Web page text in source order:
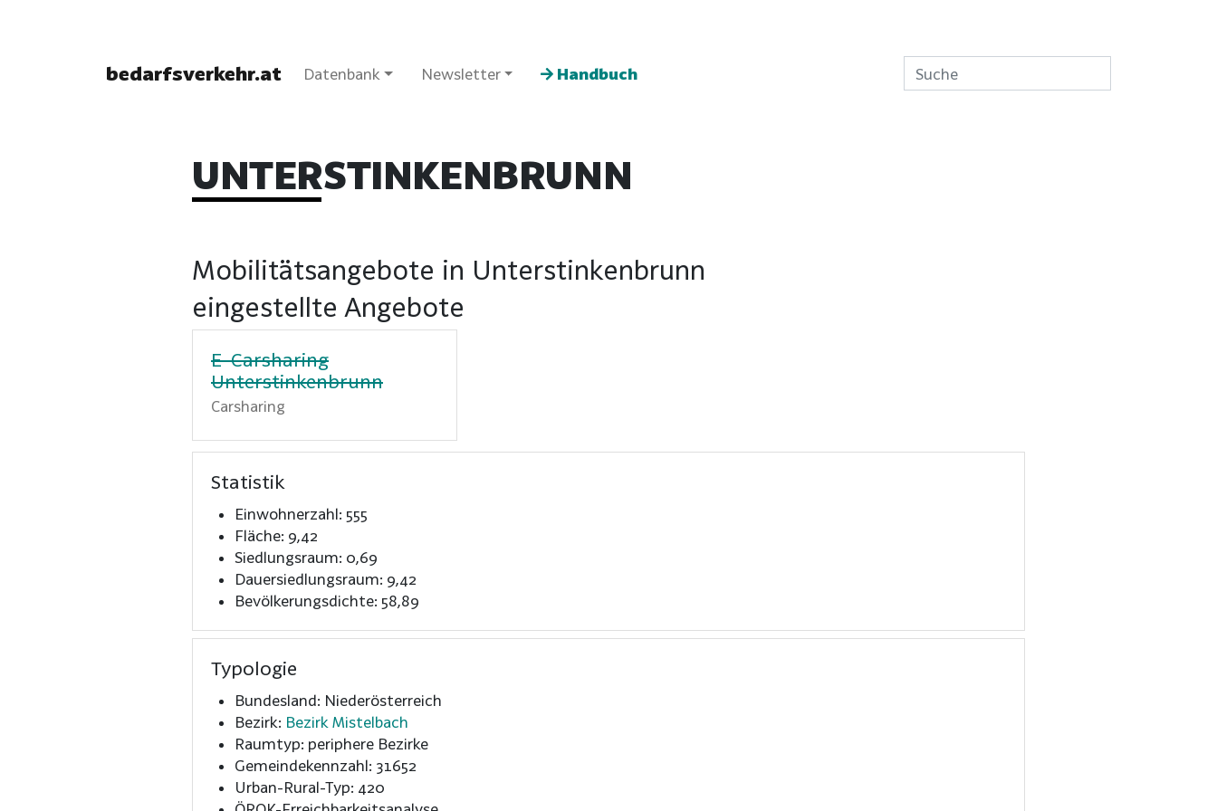
bedarfsverkehr.at Datenbank Newsletter Handbuch
UNTERSTINKENBRUNN
Mobilitätsangebote in Unterstinkenbrunn
eingestellte Angebote
E-Carsharing
Unterstinkenbrunn
Carsharing
Statistik
Einwohnerzahl: 555
Fläche: 9,42
Siedlungsraum: 0,69
Dauersiedlungsraum: 9,42
Bevölkerungsdichte: 58,89
Typologie
Bundesland: Niederösterreich
Bezirk: Bezirk Mistelbach
Raumtyp: periphere Bezirke
Gemeindekennzahl: 31652
Urban-Rural-Typ: 420